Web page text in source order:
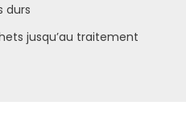
durs
jusqu’au traitement